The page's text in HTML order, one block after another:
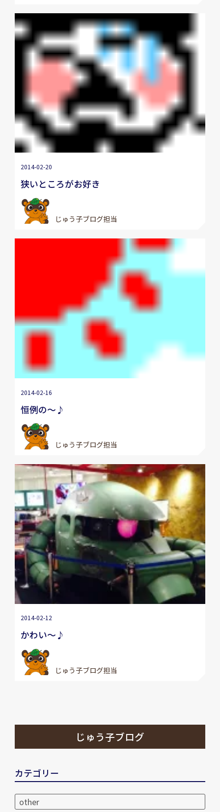
2014-02-20
狭いところがお好き
じゅう子ブログ担当
2014-02-16
恒例の～♪
じゅう子ブログ担当
2014-02-12
かわい～♪
じゅう子ブログ担当
じゅう子ブログ
カテゴリー
other